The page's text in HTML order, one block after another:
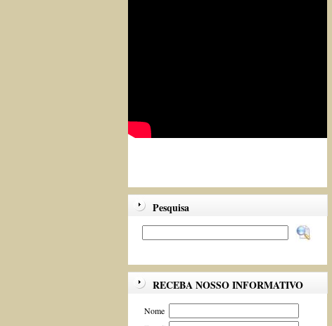
Pesquisa
RECEBA NOSSO INFORMATIVO
Nome